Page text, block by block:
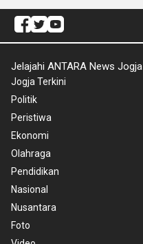
Jelajahi ANTARA News Jogja
Jogja Terkini
Politik
Peristiwa
Ekonomi
Olahraga
Pendidikan
Nasional
Nusantara
Foto